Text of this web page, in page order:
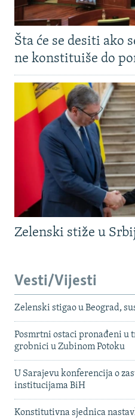
Šta će se desiti ako
ne konstituiše do
Zelenski stiže u
Vesti/Vijesti
Zelenski stigao u Beograd,
Posmrtni ostaci pronađeni u
grobnici u Zubinom Potoku
U Sarajevu konferencija o
institucijama BiH
Konstitutivna sjednica